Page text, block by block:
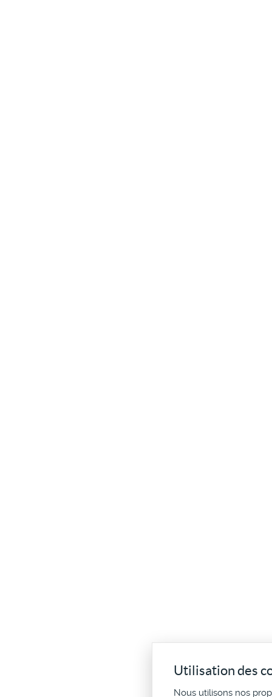
Utilisation des
Nous utilisons nos